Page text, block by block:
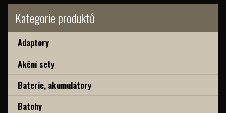
Kategorie produktů
Adaptory
Akční sety
Baterie, akumulátory
Batohy